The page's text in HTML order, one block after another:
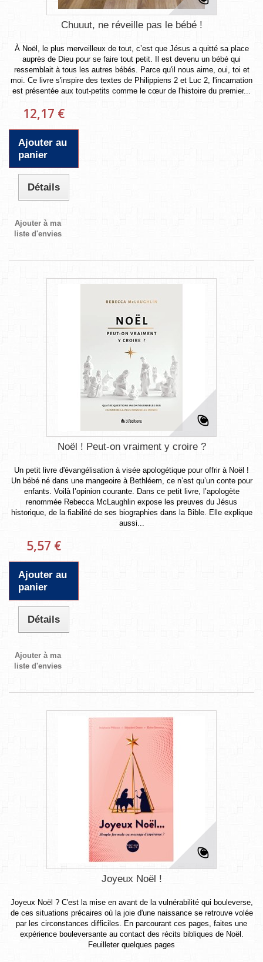
Chuuut, ne réveille pas le bébé !
À Noël, le plus merveilleux de tout, c’est que Jésus a quitté sa place
auprès de Dieu pour se faire tout petit. Il est devenu un bébé qui
ressemblait à tous les autres bébés. Parce qu'il nous aime, oui, toi et
moi. Ce livre s'inspire des textes de Philippiens 2 et Luc 2, l'incarnation
est présentée aux tout-petits comme le cœur de l'histoire du premier...
12,17 €
Ajouter au
panier
Détails
Ajouter à ma
liste d'envies
Noël ! Peut-on vraiment y croire ?
Un petit livre d'évangélisation à visée apologétique pour offrir à Noël !
Un bébé né dans une mangeoire à Bethléem, ce n’est qu’un conte pour
enfants. Voilà l’opinion courante. Dans ce petit livre, l’apologète
renommée Rebecca McLaughlin expose les preuves du Jésus
historique, de la fiabilité de ses biographies dans la Bible. Elle explique
aussi...
5,57 €
Ajouter au
panier
Détails
Ajouter à ma
liste d'envies
Joyeux Noël !
Joyeux Noël ? C'est la mise en avant de la vulnérabilité qui bouleverse,
de ces situations précaires où la joie d'une naissance se retrouve volée
par les circonstances difficiles. En parcourant ces pages, faites une
expérience bouleversante au contact des récits bibliques de Noël.
Feuilleter quelques pages